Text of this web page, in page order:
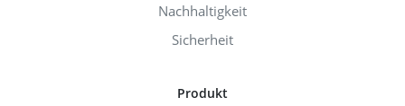
Nachhaltigkeit
Sicherheit
Produkt